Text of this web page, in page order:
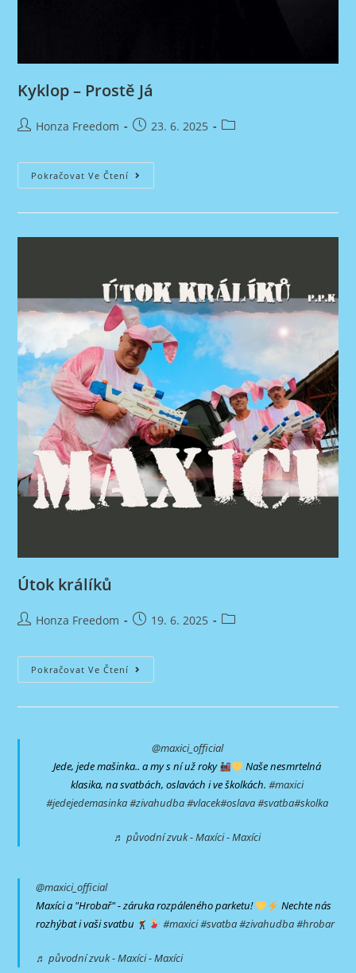
Kyklop – Prostě Já
AutorHonza Freedom
Příspěvek
publikován
23. 6. 2025
Rubriky
Pokračovat Ve Čtení Kyklop
–
Já
Útok králíků
AutorHonza Freedom
Příspěvek
publikován
19. 6. 2025
Rubriky
Pokračovat Ve Čtení Útok
Králíků
@maxici_official
Jede, jede mašinka.. a my s ní už roky
Naše nesmrtelná
klasika, na svatbách, oslavách i ve školkách. #maxici
#jedejedemasinka#zivahudba#vlacek#oslava#svatba#skolka
♬ původní zvuk - Maxíci - Maxíci
@maxici_official
Maxíci a "Hrobař" - záruka rozpáleného parketu!
Nechte nás
rozhýbat i vaši svatbu
#maxici#svatba#zivahudba#hrobar
♬ původní zvuk - Maxíci - Maxíci